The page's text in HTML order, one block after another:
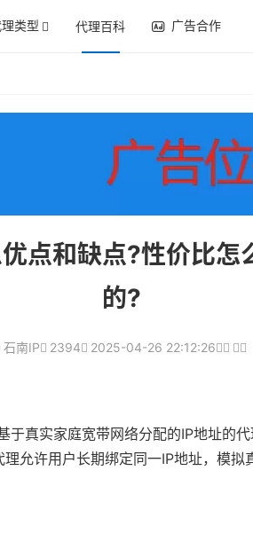
类型 代理百科 广告合作
点和缺点?性价比怎
的?
石南IP 2394 2025-04-26 22:12:26
真实家庭宽带网络分配的IP地址的
允许用户长期绑定同一IP地址，模